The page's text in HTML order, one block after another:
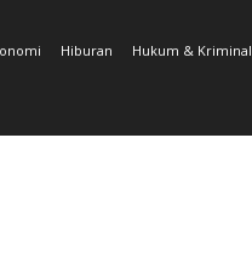
Hiburan Hukum & Kriminal